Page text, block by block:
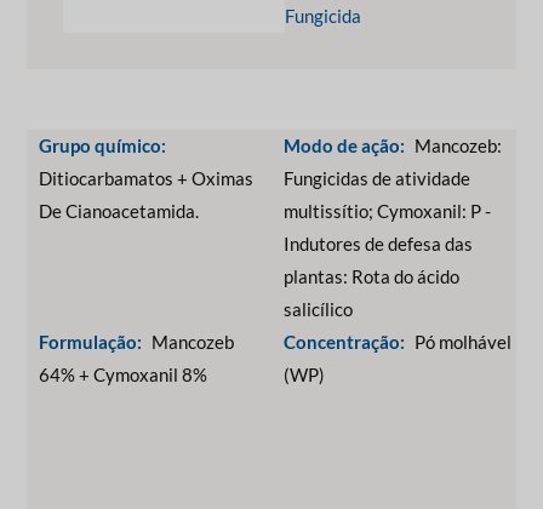
Fungicida
Grupo químico:
Ditiocarbamatos + Oximas
De Cianoacetamida.
Formulação: Mancozeb
64% + Cymoxanil 8%
Modo de ação: Mancozeb:
Fungicidas de atividade
multissítio; Cymoxanil: P -
Indutores de defesa das
plantas: Rota do ácido
salicílico
Concentração: Pó molhável
(WP)